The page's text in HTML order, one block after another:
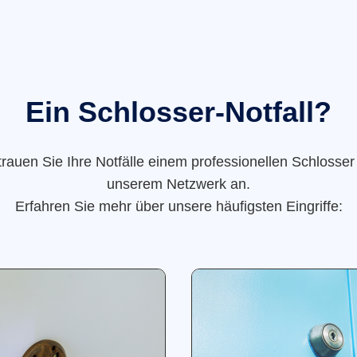
Ein Schlosser-Notfall?
Sie Ihre Notfälle einem professionellen
unserem Netzwerk an.
Erfahren Sie mehr über unsere häufigsten Eingriffe: